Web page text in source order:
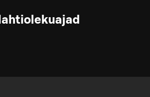
lahtiolekuajad